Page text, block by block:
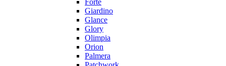
Forte
Giardino
Glance
Glory
Olimpia
Orion
Palmera